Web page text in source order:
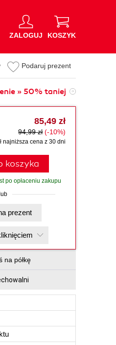
ZALOGUJ KOSZYK
Podaruj prezent
» 50% taniej
85,49 zł
94,99 zł (-10%)
najniższa cena z 30 dni
koszyka
po opłaceniu zakupu
lub
Kup na prezent
na półkę